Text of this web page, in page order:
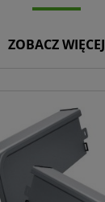
ZOBACZ WIĘCEJ